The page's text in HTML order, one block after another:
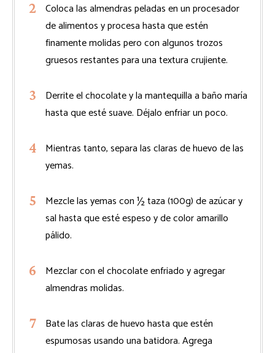
Coloca las almendras peladas en un procesador
de alimentos y procesa hasta que estén
finamente molidas pero con algunos trozos
gruesos restantes para una textura crujiente.
Derrite el chocolate y la mantequilla a baño maría
hasta que esté suave. Déjalo enfriar un poco.
Mientras tanto, separa las claras de huevo de las
yemas.
Mezcle las yemas con ½ taza (100g) de azúcar y
sal hasta que esté espeso y de color amarillo
pálido.
Mezclar con el chocolate enfriado y agregar
almendras molidas.
Bate las claras de huevo hasta que estén
espumosas usando una batidora. Agrega